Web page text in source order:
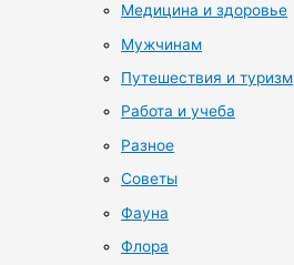
Медицина и здоровье
Мужчинам
Путешествия и туризм
Работа и учеба
Разное
Советы
Фауна
Флора